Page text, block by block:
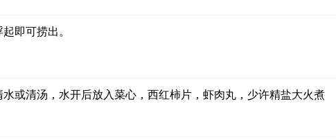
即可捞出。
水或清汤，水开后放入菜心，西红柿片，虾肉丸，少许精盐大火煮